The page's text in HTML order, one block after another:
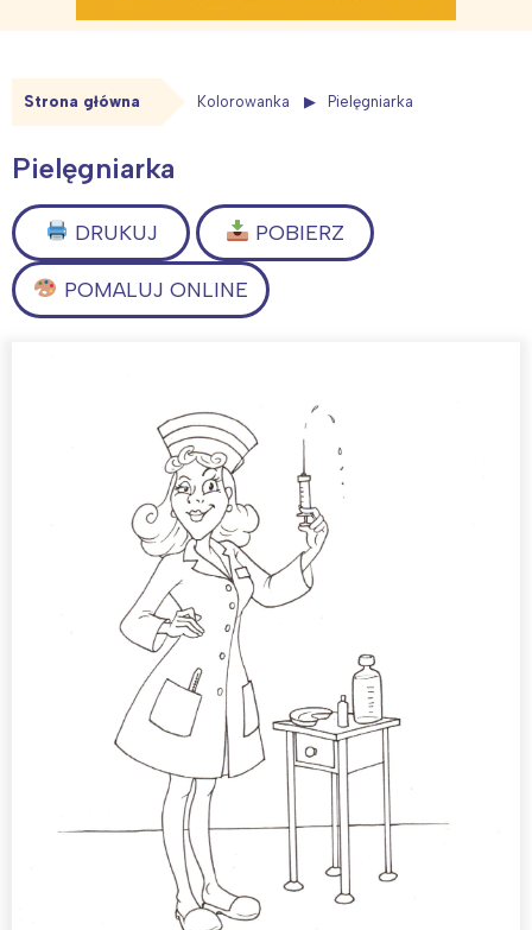
Strona główna Kolorowanka Pielęgniarka
Pielęgniarka
DRUKUJ POBIERZ
POMALUJ ONLINE